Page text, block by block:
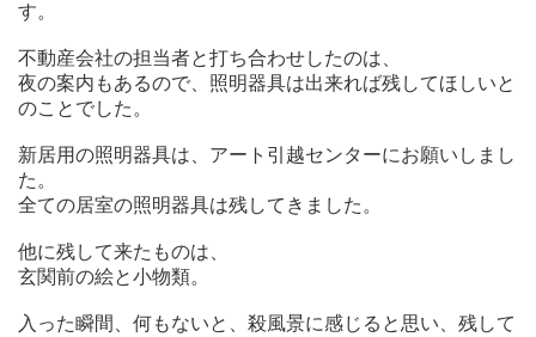
す。
不動産会社の担当者と打ち合わせしたのは、
夜の案内もあるので、照明器具は出来れば残してほしいと
のことでした。
新居用の照明器具は、アート引越センターにお願いしまし
た。
全ての居室の照明器具は残してきました。
他に残して来たものは、
玄関前の絵と小物類。
入った瞬間、何もないと、殺風景に感じると思い、残して